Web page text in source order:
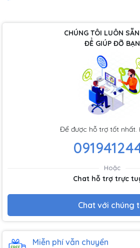
CHÚNG TÔI LUÔN
ĐỂ GIÚP ĐỠ BẠN
Để được hỗ trợ tốt nhất.
Hoặc
Chat hỗ trợ trực
Chat với chúng
Miễn phí vẫn chuyển